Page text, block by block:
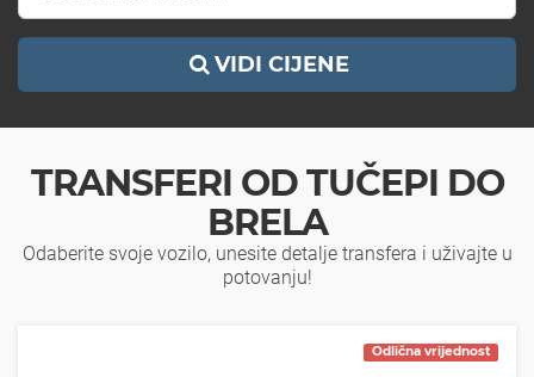
VIDI CIJENE
TRANSFERI OD TUČEPI DO
BRELA
Odaberite svoje vozilo, unesite detalje transfera i uživajte u
potovanju!
Odlična vrijednost